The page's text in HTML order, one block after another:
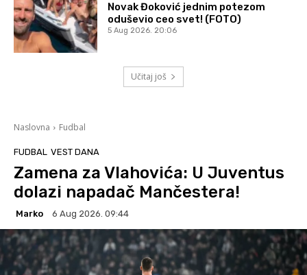
Novak Đoković jednim potezom
oduševio ceo svet! (FOTO)
5 Aug 2026. 20:06
Učitaj još